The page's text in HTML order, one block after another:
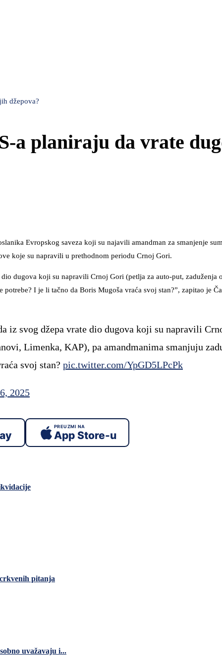
džepova?
a planiraju da vrate
Evropskog saveza koji su najavili amandman za smanjenje
koje su napravili u prethodnom periodu Crnoj Gori.
dugova koji su napravili Crnoj Gori (petlja za auto-put, zaduženja
I je li tačno da Boris Mugoša vraća svoj stan?”, zapitao je
iz svog džepa vrate dio dugova koji su napravili
Limenka, KAP), pa amandmanima smanjuju
svoj stan? pic.twitter.com/YpGD5LPcPk
2025
PREUZMI NA
App Store-u
pitanja
uvažavaju i...